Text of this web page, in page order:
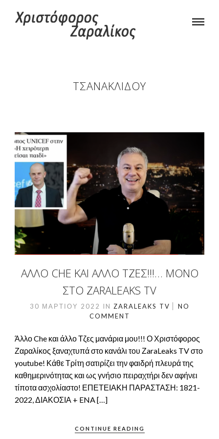
ΤΣΑΝΑΚΛΊΔΟΥ
ΆΛΛΟ CHE ΚΑΙ ΆΛΛΟ ΤΖΕΣ!!!… ΜΌΝΟ
ΣΤΟ ZARALEAKS TV
30 ΜΑΡΤΊΟΥ 2022 IN ZARALEAKS TV
NO
COMMENT
Άλλο Che και άλλο Τζες μανάρια μου!!! Ο Χριστόφορος
Ζαραλίκος ξαναχτυπά στο κανάλι του ΖaraLeaks TV στο
youtube! Κάθε Τρίτη σατιρίζει την φαιδρή πλευρά της
καθημερινότητας και ως γνήσιο πειραχτήρι δεν αφήνει
τίποτα ασχολίαστο! ΕΠΕΤΕΙΑΚΗ ΠΑΡΑΣΤΑΣΗ: 1821-
2022, ΔΙΑΚΟΣΙΑ + ENA […]
CONTINUE READING